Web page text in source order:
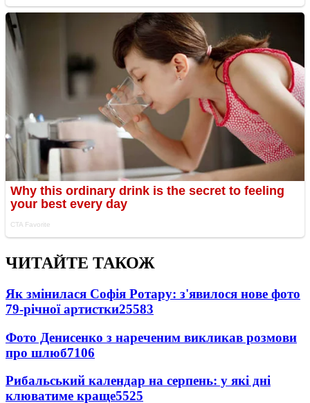
ЧИТАЙТЕ ТАКОЖ
Як змінилася Софія Ротару: з'явилося нове фото
79-річної артистки25583
Фото Денисенко з нареченим викликав розмови
про шлюб7106
Рибальський календар на серпень: у які дні
клюватиме краще5525